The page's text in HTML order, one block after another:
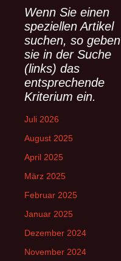
e
n
n
a
c
h
:
Wenn Sie einen
speziellen Artikel
suchen, so geben
sie in der Suche
(links) das
entsprechende
Kriterium ein.
Juli 2026
August 2025
April 2025
März 2025
Februar 2025
Januar 2025
Dezember 2024
November 2024